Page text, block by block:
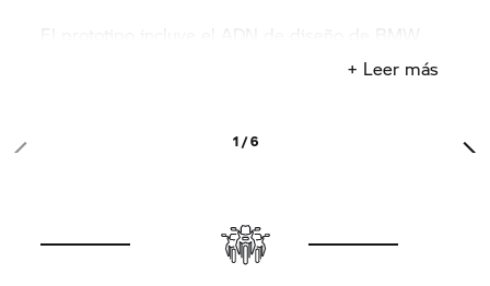
El prototipo incluye el ADN de diseño de BMW
Motorrad, con elementos típicos como el motor
diseño de LEGO Technic.» Ve a todas partes y
+ Leer más
1 / 6